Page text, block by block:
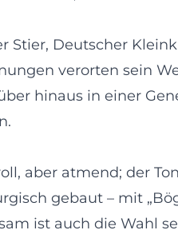
Stier, Deutscher
verorten sein
hinaus in einer
aber atmend; der
gebaut – mit
ist auch die Wahl